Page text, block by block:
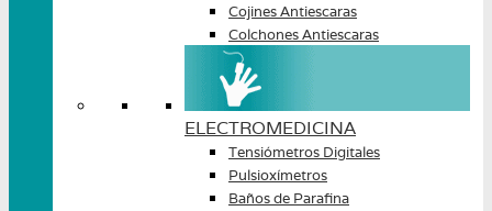
Cojines Antiescaras
Colchones Antiescaras
ELECTROMEDICINA
Tensiómetros Digitales
Pulsioxímetros
Baños de Parafina